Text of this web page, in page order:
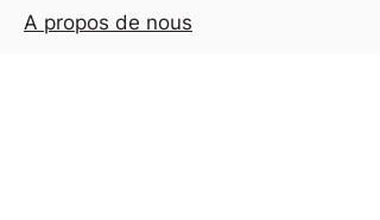
A propos de nous